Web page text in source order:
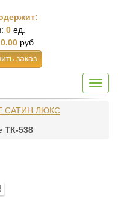
0ед.
0.00руб.
заказ
САТИН ЛЮКС
ТК-538